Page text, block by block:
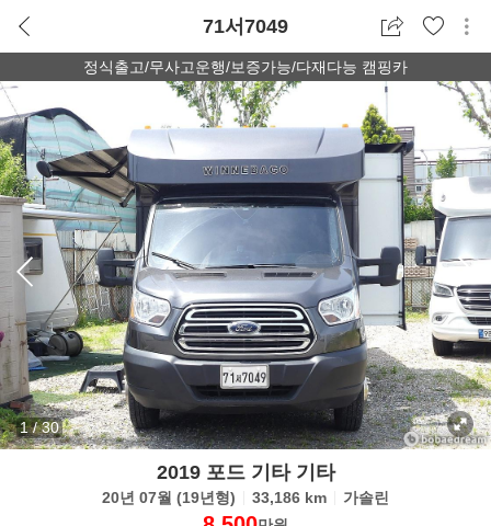
71서7049
정식출고/무사고운행/보증가능/다재다능 캠핑카
1/30
2019 포드 기타 기타
20년 07월 (19년형) 33,186 km 가솔린